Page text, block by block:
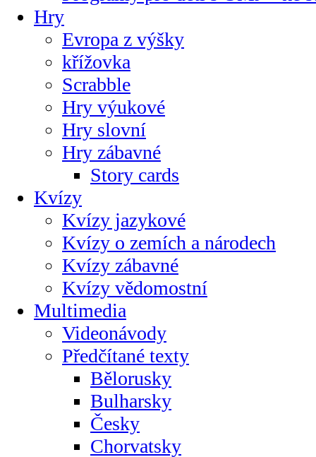
Hry
Evropa z výšky
křížovka
Scrabble
Hry výukové
Hry slovní
Hry zábavné
Story cards
Kvízy
Kvízy jazykové
Kvízy o zemích a národech
Kvízy zábavné
Kvízy vědomostní
Multimedia
Videonávody
Předčítané texty
Bělorusky
Bulharsky
Česky
Chorvatsky